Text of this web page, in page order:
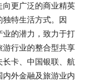
更广泛的商业精英
特生活方式。因
的潜力，致力于打
行业的整合型共享
卡、中国银联、航
外金融及旅游业内